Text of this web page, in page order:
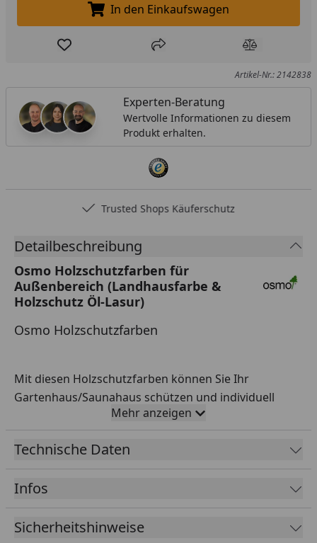
In den Einkaufswagen legen
In den Einkaufswagen
Produkt zur Wunschliste hinzufügen
Teilen Produkt
Artikel-Nr.: 2142838
Experten-Beratung
Wertvolle Informationen zu diesem
Produkt erhalten.
Trusted Shops Käuferschutz
Detailbeschreibung
Osmo Holzschutzfarben für
Außenbereich (Landhausfarbe &
Holzschutz Öl-Lasur)
Osmo Holzschutzfarben
Mit diesen Holzschutzfarben können Sie Ihr
Gartenhaus/Saunahaus schützen und individuell
transparente Öl-Lasur.
Unser Zubehör-Tipp:
Mehr anzeigen
Technische Daten
Infos
Sicherheitshinweise